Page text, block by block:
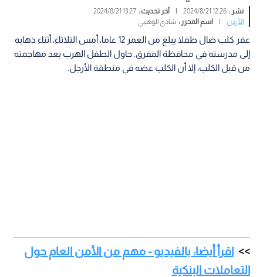
نشر :12:26 2024/8/21
| آخر تحديث :13:27 2024/8/21
الأردن
| اسم المحرر :شادي الوهيبي
عقر كلب ضال طفلا يبلغ من العمر 12 عاما، أمس الثلاثاء، أثناء ذهابه
إلى مدرسته في محافظة المفرق. حاول الطفل الهرب بعد مهاجمته
من قبل الكلب، إلا أن الكلب عضه في منطقة الأرجل.
اقرأ أيضا: بالفيديو - مهم من الأمن العام حول
التعاملات البنكية